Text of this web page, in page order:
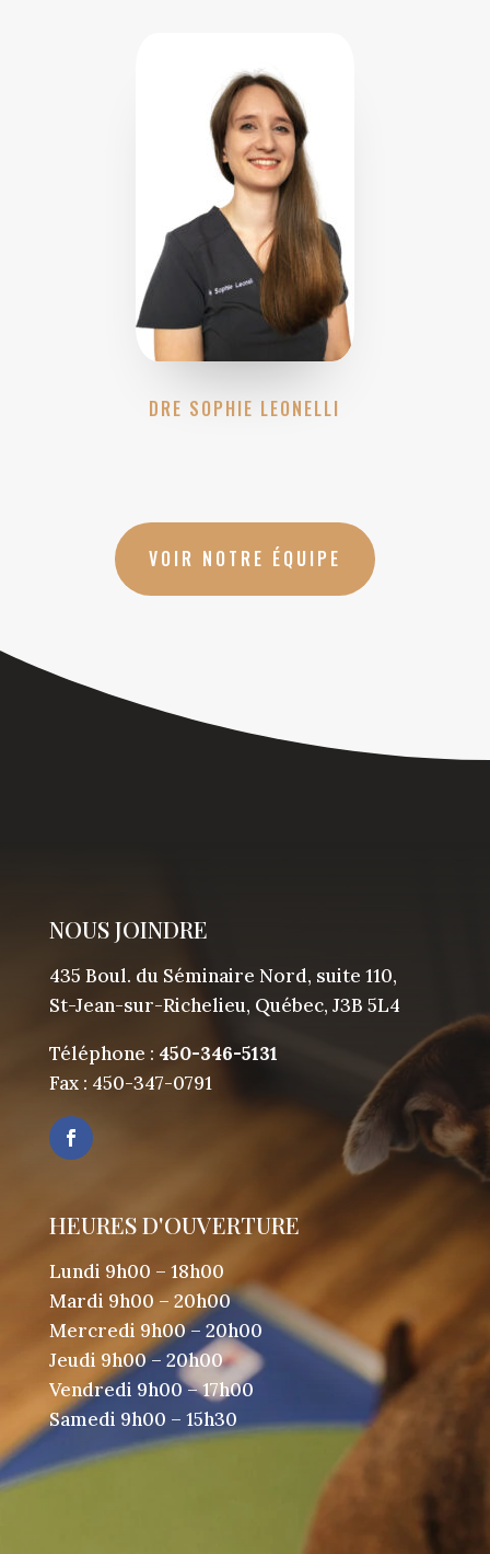
DRE SOPHIE LEONELLI
VOIR NOTRE ÉQUIPE
NOUS JOINDRE
435 Boul. du Séminaire Nord, suite 110,
St-Jean-sur-Richelieu, Québec, J3B 5L4
Téléphone : 450-346-5131
Fax : 450-347-0791
HEURES D'OUVERTURE
Lundi 9h00 – 18h00
Mardi 9h00 – 20h00
Mercredi 9h00 – 20h00
Jeudi 9h00 – 20h00
Vendredi 9h00 – 17h00
Samedi 9h00 – 15h30